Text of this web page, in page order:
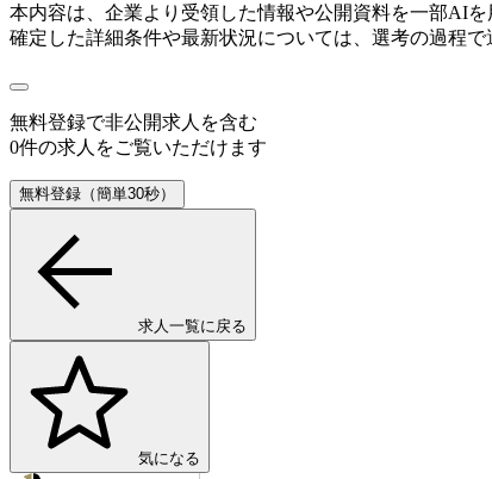
本内容は、企業より受領した情報や公開資料を一部AI
確定した詳細条件や最新状況については、選考の過程で
無料登録で非公開求人 を含む
0件の求人をご覧いただけます
無料登録（簡単30秒）
求人一覧に戻る
気になる